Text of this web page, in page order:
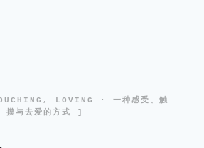
LOVING · 一种感受、触
摸与去爱的方式 ]